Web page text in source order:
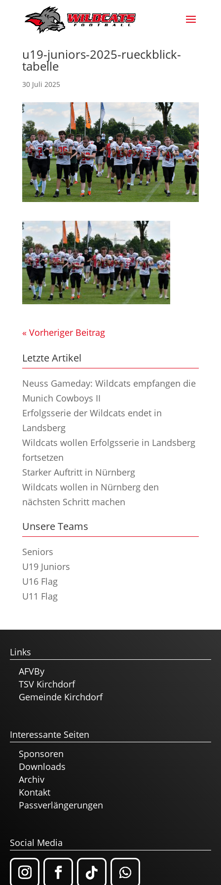
u19-juniors-2025-rueckblick-
tabelle
30 Juli 2025
« Vorheriger Beitrag
Letzte Artikel
Neuss Gameday: Wildcats empfangen die
Munich Cowboys II
Erfolgsserie der Wildcats endet in
Landsberg
Wildcats wollen Erfolgsserie in Landsberg
fortsetzen
Starker Auftritt in Nürnberg
Wildcats wollen in Nürnberg den
nächsten Schritt machen
Unsere Teams
Seniors
U19 Juniors
U16 Flag
U11 Flag
Links
AFVBy
TSV Kirchdorf
Gemeinde Kirchdorf
Interessante Seiten
Sponsoren
Downloads
Archiv
Kontakt
Passverlängerungen
Social Media